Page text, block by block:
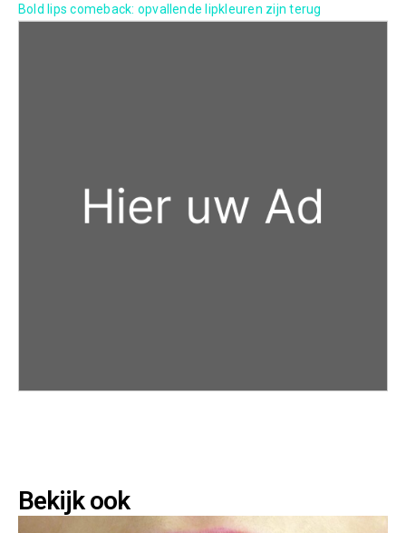
Bold lips comeback: opvallende lipkleuren zijn terug
Bekijk ook